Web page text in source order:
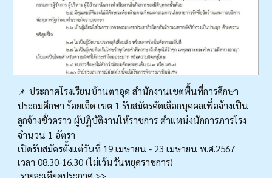
📌ประกาศโรงเรียนบ้านตาอุด สำนักงานเขตพื้นที่การศึกษา
ประถมศึกษา ร้อยเอ็ด เขต 1 รับสมัครคัดเลือกบุคคลเพื่อจ้างเป็น
ลูกจ้างชั่วคราว ผู้ปฏิบัติงานให้ราชการ ตำแหน่งนักการภารโรง
จำนวน 1 อัตรา
เปิดรับสมัครตั้งแต่วันที่ 19 เมษายน - 23 เมษายน พ.ศ.2567
เวลา 08.30-16.30 (ไม่เว้นวันหยุดราชการ)